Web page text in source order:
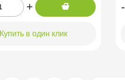
+
Купить в один клик
-